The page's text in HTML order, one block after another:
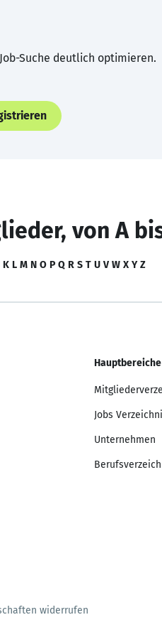
Suche deutlich optimieren.
von A
K L M N O P Q R S T U V W X Y Z
Hauptbereiche
Jobs
Unternehmen
widerrufen